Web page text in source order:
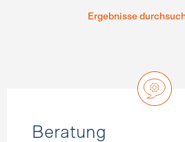
Ergebnisse
Beratung